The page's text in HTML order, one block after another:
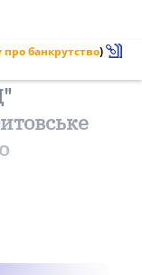
банкрутство)